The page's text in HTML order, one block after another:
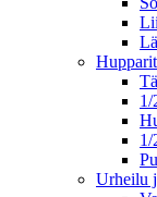
1/
1/
Urheilu